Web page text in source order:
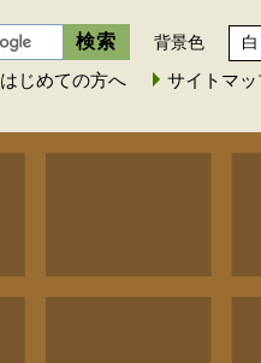
背景色 白
はじめての方へ サイトマッ